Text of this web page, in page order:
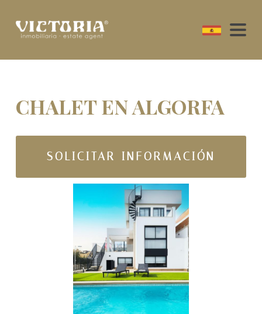
CHALET EN ALGORFA
SOLICITAR INFORMACIÓN